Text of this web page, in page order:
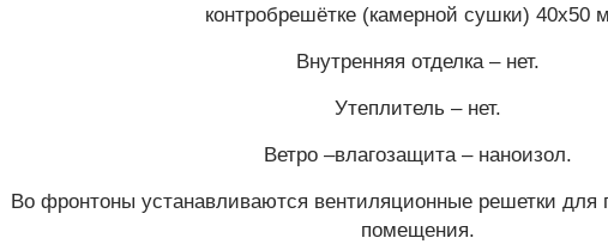
контробрешётке (камерной сушки) 40х50
Внутренняя отделка – нет.
Утеплитель – нет.
Ветро –влагозащита – наноизол.
Во фронтоны устанавливаются вентиляционные решетки для
помещения.